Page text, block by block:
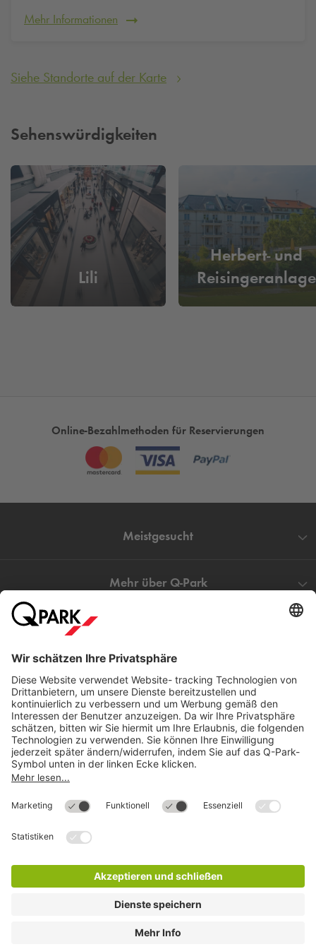
Mehr Informationen
Siehe Standorte auf der Karte
Sehenswürdigkeiten
Lili
Herbert- und
Reisingeranlage
Online-Bezahlmethoden für Reservierungen
Meistgesucht
Mehr über Q-Park
Direkt zum
Download
AGB
Datenschutzerklärung
Impressum